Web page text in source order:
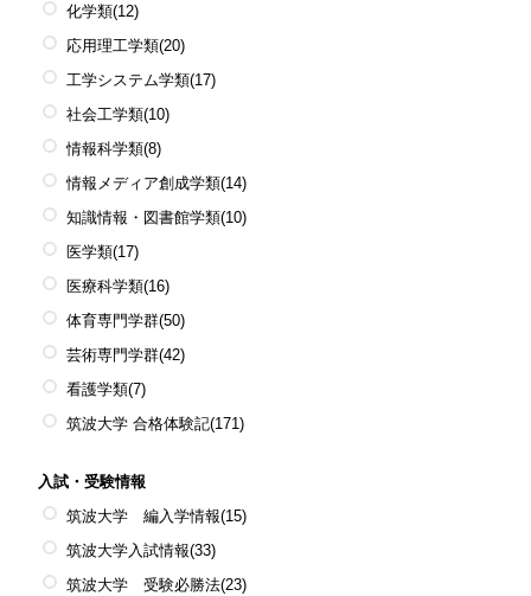
化学類(12)
応用理工学類(20)
工学システム学類(17)
社会工学類(10)
情報科学類(8)
情報メディア創成学類(14)
知識情報・図書館学類(10)
医学類(17)
医療科学類(16)
体育専門学群(50)
芸術専門学群(42)
看護学類(7)
筑波大学 合格体験記(171)
入試・受験情報
筑波大学 編入学情報(15)
筑波大学入試情報(33)
筑波大学 受験必勝法(23)